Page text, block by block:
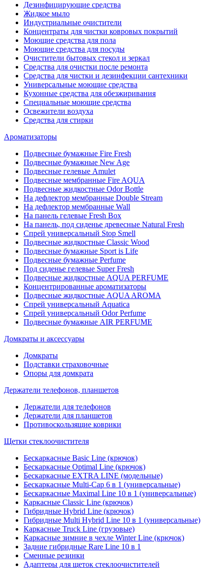
Дезинфицирующие средства
Жидкое мыло
Индустриальные очистители
Концентраты для чистки ковровых покрытий
Моющие средства для пола
Моющие средства для посуды
Очистители бытовых стекол и зеркал
Средства для очистки после ремонта
Средства для чистки и дезинфекции сантехники
Универсальные моющие средства
Кухонные средства для обезжиривания
Специальные моющие средства
Освежители воздуха
Средства для стирки
Ароматизаторы
Подвесные бумажные Fire Fresh
Подвесные бумажные New Age
Подвесные гелевые Amulet
Подвесные мембранные Fire AQUA
Подвесные жидкостные Odor Bottle
На дефлектор мембранные Double Stream
На дефлектор мембранные Wall
На панель гелевые Fresh Box
На панель, под сиденье древесные Natural Fresh
Спрей универсальный Stop Smell
Подвесные жидкостные Classic Wood
Подвесные бумажные Sport is Life
Подвесные бумажные Perfume
Под сиденье гелевые Super Fresh
Подвесные жидкостные AQUA PERFUME
Концентрированные ароматизаторы
Подвесные жидкостные AQUA AROMA
Спрей универсальный Aquatica
Спрей универсальный Odor Perfume
Подвесные бумажные AIR PERFUME
Домкраты и аксессуары
Домкраты
Подставки страховочные
Опоры для домкрата
Держатели телефонов, планшетов
Держатели для телефонов
Держатели для планшетов
Противоскользящие коврики
Щетки стеклоочистителя
Бескаркасные Basic Line (крючок)
Бескаркасные Optimal Line (крючок)
Бескаркасные EXTRA LINE (модельные)
Бескаркасные Multi-Cap 6 в 1 (универсальные)
Бескаркасные Maximal Line 10 в 1 (универсальные)
Каркасные Classic Line (крючок)
Гибридные Hybrid Line (крючок)
Гибридные Multi Hybrid Line 10 в 1 (универсальные)
Каркасные Truck Line (грузовые)
Каркасные зимние в чехле Winter Line (крючок)
Задние гибридные Rare Line 10 в 1
Сменные резинки
Адаптеры для щеток стеклоочистителей